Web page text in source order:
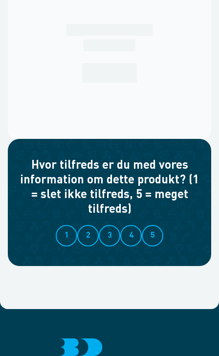
Hvor tilfreds er du med vores
information om dette produkt? (1
= slet ikke tilfreds, 5 = meget
tilfreds)
1 2 3 4 5